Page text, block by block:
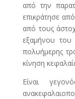
από την
επικράτησε
από τους
εξαμήνου
πολυήμερης
κίνηση
Είναι